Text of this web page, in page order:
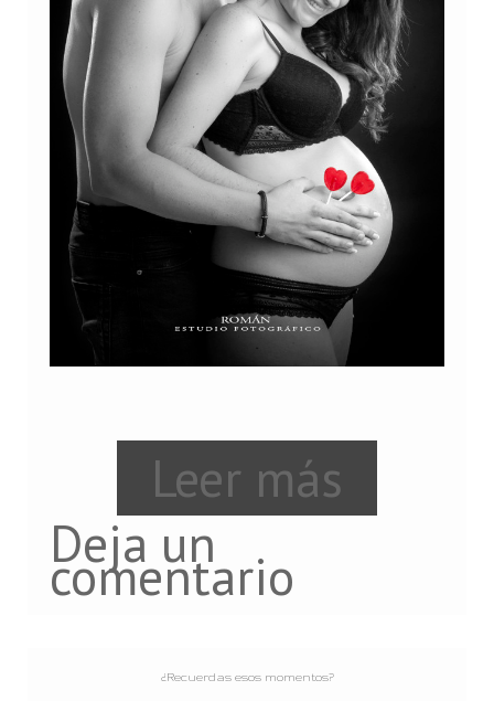
Leer más
Deja un
comentario
¿Recuerdas esos momentos?